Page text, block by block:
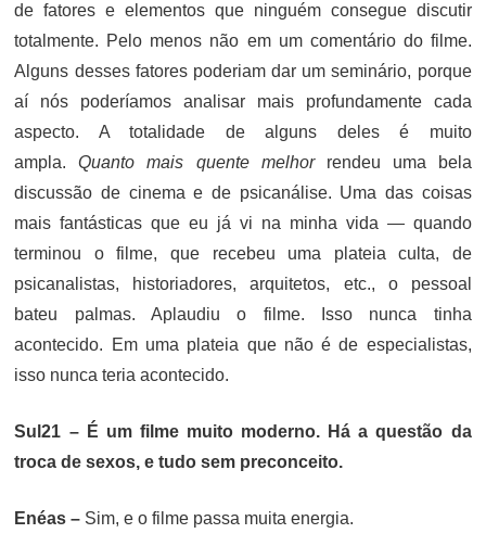
de fatores e elementos que ninguém consegue discutir
totalmente. Pelo menos não em um comentário do filme.
Alguns desses fatores poderiam dar um seminário, porque
aí nós poderíamos analisar mais profundamente cada
aspecto. A totalidade de alguns deles é muito
ampla.Quanto mais quente melhor rendeu uma bela
discussão de cinema e de psicanálise. Uma das coisas
mais fantásticas que eu já vi na minha vida — quando
terminou o filme, que recebeu uma plateia culta, de
psicanalistas, historiadores, arquitetos, etc., o pessoal
bateu palmas. Aplaudiu o filme. Isso nunca tinha
acontecido. Em uma plateia que não é de especialistas,
isso nunca teria acontecido.
Sul21 – É um filme muito moderno. Há a questão da
troca de sexos, e tudo sem preconceito.
Enéas – Sim, e o filme passa muita energia.